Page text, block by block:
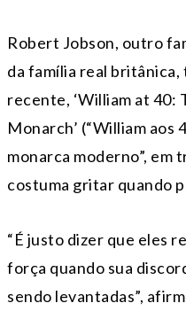
Robert Jobson, outro
da família real
recente, ‘William at 40:
Monarch’ (“William aos
monarca moderno”, em
costuma gritar quando
“É justo dizer que eles
força quando sua
sendo levantadas”,